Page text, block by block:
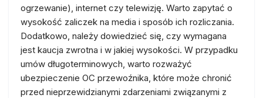
ogrzewanie), internet czy telewizję. Warto zapytać o
wysokość zaliczek na media i sposób ich rozliczania.
Dodatkowo, należy dowiedzieć się, czy wymagana
jest kaucja zwrotna i w jakiej wysokości. W przypadku
umów długoterminowych, warto rozważyć
ubezpieczenie OC przewoźnika, które może chronić
przed nieprzewidzianymi zdarzeniami związanymi z